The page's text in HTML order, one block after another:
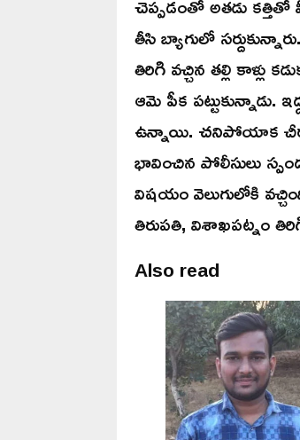
తీసి బ్యాగులో
తిరిగి వచ్చిన తల్లి కాళ్లు
ఆమె పీక పట్టుకున్నాడు.
ఉన్నాయి. చనిపోయాక
భావించిన పోలీసులు
విషయం వెలుగులోకి
తిరుపతి, విశాఖపట్నం
Also read